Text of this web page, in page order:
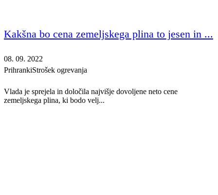
Kakšna bo cena zemeljskega plina to jesen in ...
08. 09. 2022
PrihrankiStrošek ogrevanja
Vlada je sprejela in določila najvišje dovoljene neto cene
zemeljskega plina, ki bodo velj...